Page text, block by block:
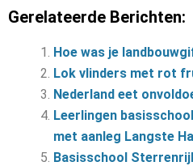
Gerelateerde Berichten:
Hoe was je
Lok vlinders met rot
Nederland eet
Leerlingen
met aanleg Langste
Basisschool